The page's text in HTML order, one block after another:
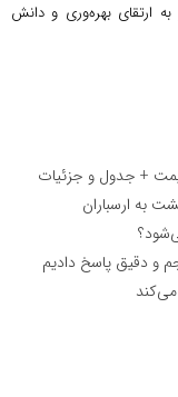
به ارتقای بهره‌وری و دانش
به ارسباران
و دقیق‌ پاسخ دادیم